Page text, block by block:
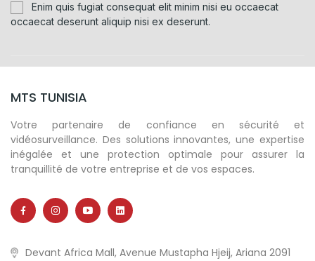
Enim quis fugiat consequat elit minim nisi eu occaecat
occaecat deserunt aliquip nisi ex deserunt.
MTS TUNISIA
Votre partenaire de confiance en sécurité et
vidéosurveillance. Des solutions innovantes, une expertise
inégalée et une protection optimale pour assurer la
tranquillité de votre entreprise et de vos espaces.
Devant Africa Mall, Avenue Mustapha Hjeij, Ariana 2091